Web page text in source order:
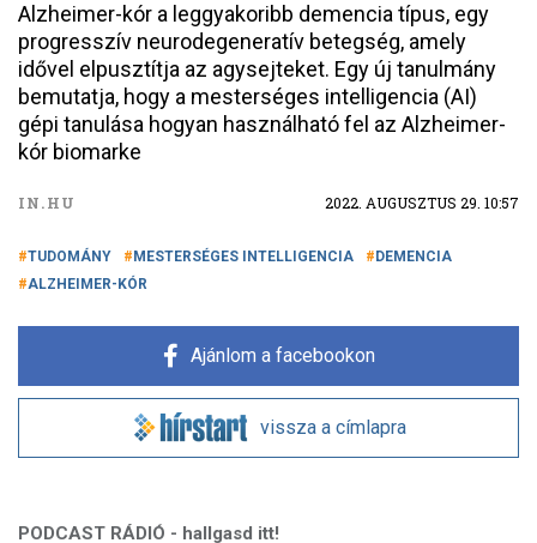
Alzheimer-kór a leggyakoribb demencia típus, egy
progresszív neurodegeneratív betegség, amely
idővel elpusztítja az agysejteket. Egy új tanulmány
bemutatja, hogy a mesterséges intelligencia (AI)
gépi tanulása hogyan használható fel az Alzheimer-
kór biomarke
IN.HU 2022. AUGUSZTUS 29. 10:57
TUDOMÁNY MESTERSÉGES INTELLIGENCIA
DEMENCIA
ALZHEIMER-KÓR
Ajánlom a facebookon
vissza a címlapra